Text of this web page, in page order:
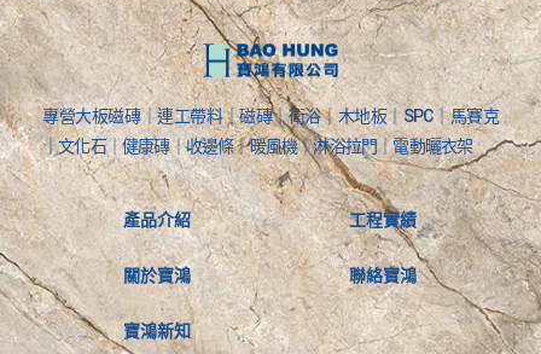
專營大板磁磚｜連工帶料｜磁磚｜衛浴｜木地板｜SPC｜馬賽克
｜文化石｜健康磚｜收邊條｜暖風機｜淋浴拉門｜電動曬衣架
產品介紹
關於寶鴻
寶鴻新知
工程實績
聯絡寶鴻